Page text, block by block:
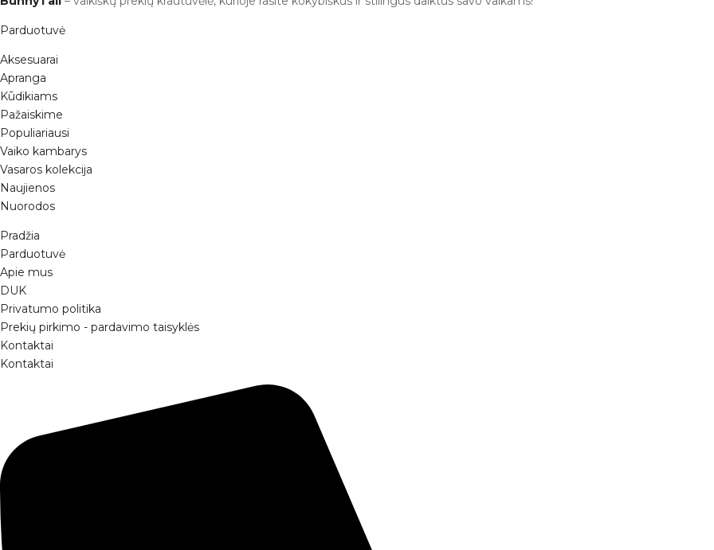
Parduotuvė
Aksesuarai
Apranga
Kūdikiams
Pažaiskime
Populiariausi
Vaiko kambarys
Vasaros kolekcija
Naujienos
Nuorodos
Pradžia
Parduotuvė
Apie mus
DUK
Privatumo politika
Prekių pirkimo - pardavimo taisyklės
Kontaktai
Kontaktai